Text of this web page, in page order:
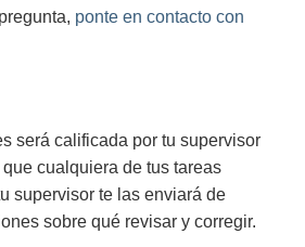
ponte en contacto con
será calificada por tu supervisor
cualquiera de tus tareas
supervisor te las enviará de
sobre qué revisar y corregir.